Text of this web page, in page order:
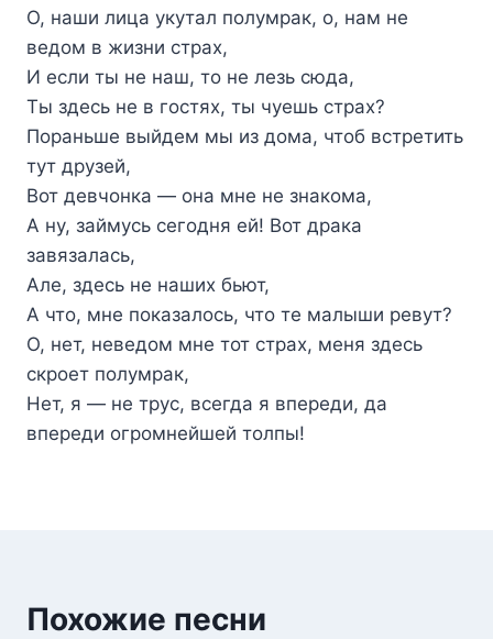
О, наши лица укутал полумрак, о, нам не
ведом в жизни страх,
И если ты не наш, то не лезь сюда,
Ты здесь не в гостях, ты чуешь страх?
Пораньше выйдем мы из дома, чтоб встретить
тут друзей,
Вот девчонка — она мне не знакома,
А ну, займусь сегодня ей! Вот драка
завязалась,
Але, здесь не наших бьют,
А что, мне показалось, что те малыши ревут?
О, нет, неведом мне тот страх, меня здесь
скроет полумрак,
Нет, я — не трус, всегда я впереди, да
впереди огромнейшей толпы!
Похожие песни